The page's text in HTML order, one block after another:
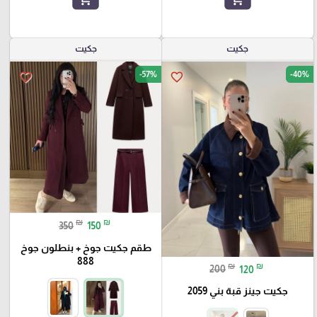
جكيت
favorite_border -40%
200 ₪ 120 ₪
جكيت جينز قبة بني 2059
جكيت
favorite_border -57%
350 ₪ 150 ₪
طقم جكيت جوخ + بنطلون جوخ
888